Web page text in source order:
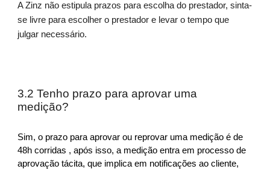
A Zinz não estipula prazos para escolha do prestador, sinta-
se livre para escolher o prestador e levar o tempo que
julgar necessário.
3.2 Tenho prazo para aprovar uma
medição?
Sim, o prazo para aprovar ou reprovar uma medição é de
48h corridas , após isso, a medição entra em processo de
aprovação tácita, que implica em notificações ao cliente,